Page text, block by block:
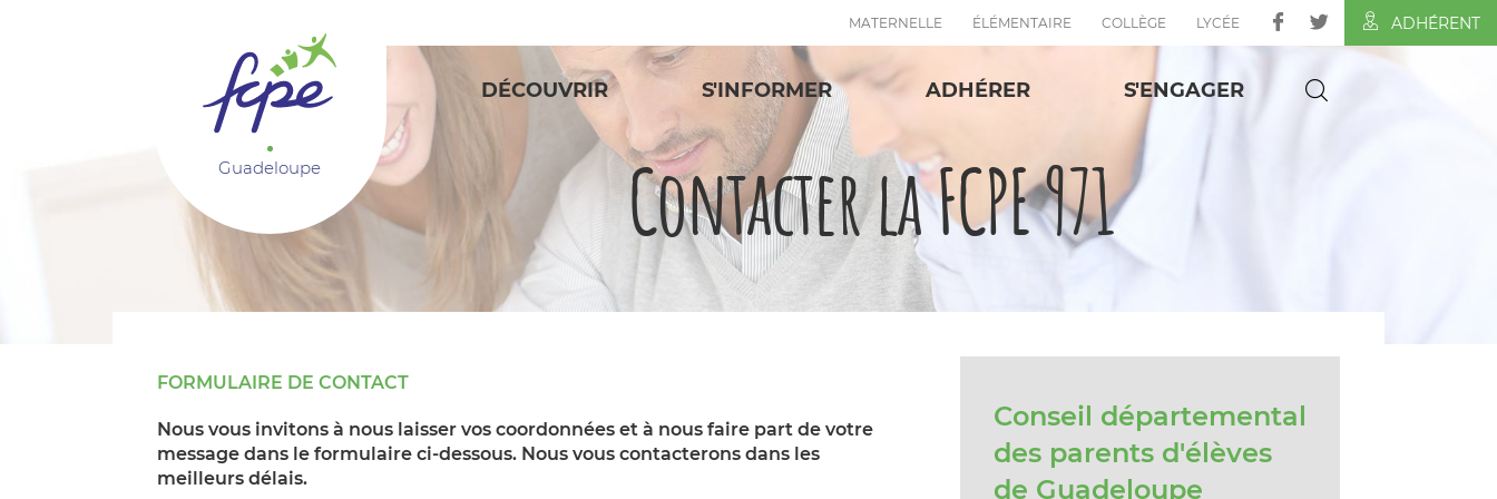
MATERNELLE ÉLÉMENTAIRE COLLÈGE LYCÉE ADHÉRENT
Guadeloupe
DÉCOUVRIR S'INFORMER ADHÉRER S'ENGAGER
Contacter la FCPE 971
FORMULAIRE DE CONTACT
Nous vous invitons à nous laisser vos coordonnées et à nous faire part de votre
message dans le formulaire ci-dessous. Nous vous contacterons dans les
meilleurs délais.
Conseil départemental
des parents d'élèves
de Guadeloupe